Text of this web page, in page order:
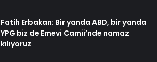
Fatih Erbakan: Bir yanda ABD, bir yanda
YPG biz de Emevi Camii’nde namaz
kılıyoruz